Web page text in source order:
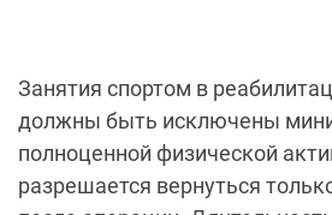
Занятия спортом в
должны быть исключены
полноценной физической
разрешается вернуться